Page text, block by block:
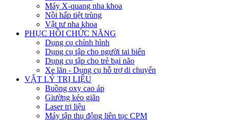
Máy X-quang nha khoa
Nồi hấp tiệt trùng
Vật tư nha khoa
PHỤC HỒI CHỨC NĂNG
Dụng cụ chỉnh hình
Dụng cụ tập cho người tai biến
Dụng cụ tập cho trẻ bại não
Xe lăn - Dụng cụ hỗ trợ di chuyển
VẬT LÝ TRỊ LIỆU
Buồng oxy cao áp
Giường kéo giãn
Laser trị liệu
Máy tập thụ động liên tục CPM